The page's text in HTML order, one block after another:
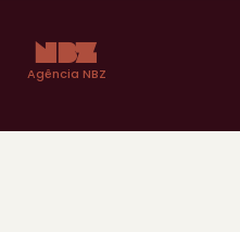
NBZ
Agência NBZ